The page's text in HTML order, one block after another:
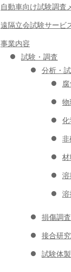
自動車向け試験調査
遠隔立会試験サービ
事業内容
試験・調査
分析・
物
化
非
溶
溶
損傷調査
接合研究
試験体